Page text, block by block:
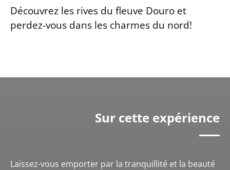
Découvrez les rives du fleuve Douro et
perdez-vous dans les charmes du nord!
Sur cette expérience
Laissez-vous emporter par la tranquillité et la beauté